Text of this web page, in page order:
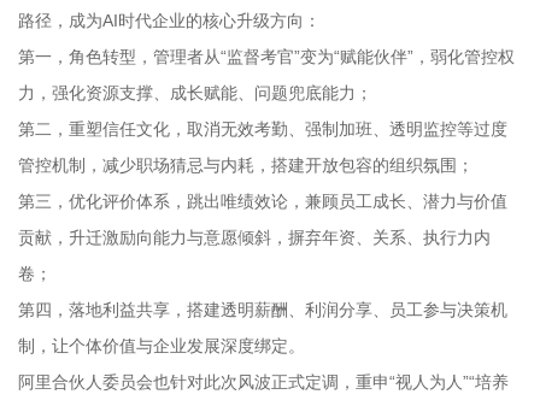
路径，成为AI时代企业的核心升级方向：
第一，角色转型，管理者从“监督考官”变为“赋能伙伴”，弱化管控权
力，强化资源支撑、成长赋能、问题兜底能力；
第二，重塑信任文化，取消无效考勤、强制加班、透明监控等过度
管控机制，减少职场猜忌与内耗，搭建开放包容的组织氛围；
第三，优化评价体系，跳出唯绩效论，兼顾员工成长、潜力与价值
贡献，升迁激励向能力与意愿倾斜，摒弃年资、关系、执行力内
卷；
第四，落地利益共享，搭建透明薪酬、利润分享、员工参与决策机
制，让个体价值与企业发展深度绑定。
阿里合伙人委员会也针对此次风波正式定调，重申“视人为人”“培养